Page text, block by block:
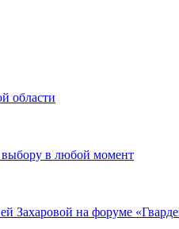
области
в любой момент
Захаровой на форуме